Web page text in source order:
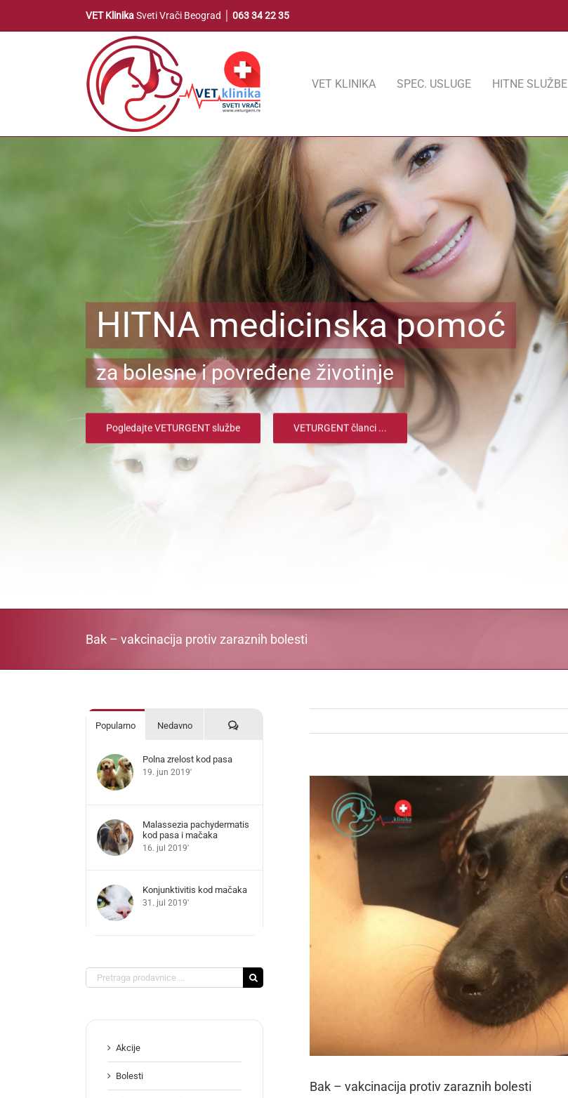
content
VET KlinikaSveti Vrači Beograd │ 063 34 22 35
VET KLINIKA SPEC. USLUGE HITNE SLUŽBE
HITNA medicinska pomoć
za bolesne i povređene životinje
Pogledajte VETURGENT službe VETURGENT članci ...
Bak – vakcinacija protiv zaraznih bolesti
Image
Bak – vakcinacija protiv zaraznih bolesti
Popularno Nedavno Komentari
Polna zrelost kod pasa
19. jun 2019'
Malassezia pachydermatis
kod pasa i mačaka
16. jul 2019'
Konjunktivitis kod mačaka
31. jul 2019'
Search
for:
Akcije
Bolesti